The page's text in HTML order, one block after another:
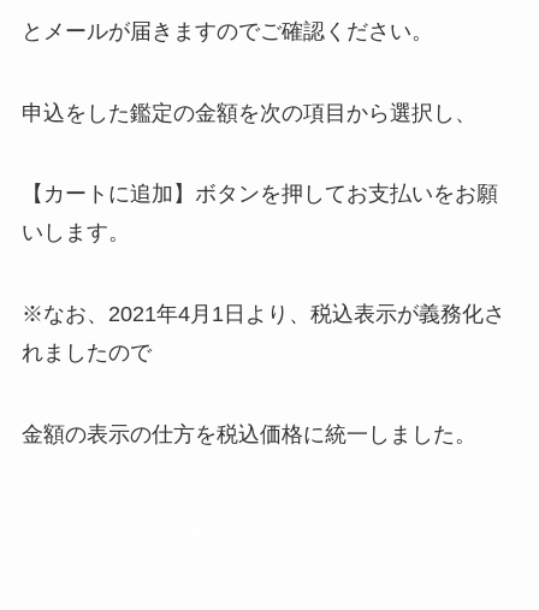
とメールが届きますのでご確認ください。
申込をした鑑定の金額を次の項目から選択し、
【カートに追加】ボタンを押してお支払いをお願
いします。
※なお、2021年4月1日より、税込表示が義務化さ
れましたので
金額の表示の仕方を税込価格に統一しました。